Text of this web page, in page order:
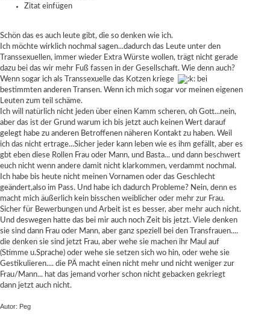
Zitat einfügen
Schön das es auch leute gibt, die so denken wie ich.
Ich möchte wirklich nochmal sagen...dadurch das Leute unter den
Transsexuellen, immer wieder Extra Würste wollen, trägt nicht gerade
dazu bei das wir mehr Fuß fassen in der Gesellschaft. Wie denn auch?
Wenn sogar ich als Transsexuelle das Kotzen kriege
bei
bestimmten anderen Transen. Wenn ich mich sogar vor meinen eigenen
Leuten zum teil schäme.
Ich will natürlich nicht jeden über einen Kamm scheren, oh Gott...nein,
aber das ist der Grund warum ich bis jetzt auch keinen Wert darauf
gelegt habe zu anderen Betroffenen näheren Kontakt zu haben. Weil
ich das nicht ertrage...Sicher jeder kann leben wie es ihm gefällt, aber es
gbt eben diese Rollen Frau oder Mann, und Basta... und dann beschwert
euch nicht wenn andere damit nicht klarkommen, verdammt nochmal.
Ich habe bis heute nicht meinen Vornamen oder das Geschlecht
geändert,also im Pass. Und habe ich dadurch Probleme? Nein, denn es
macht mich äußerlich kein bisschen weiblicher oder mehr zur Frau.
Sicher für Bewerbungen und Arbeit ist es besser, aber mehr auch nicht.
Und deswegen hatte das bei mir auch noch Zeit bis jetzt. Viele denken
sie sind dann Frau oder Mann, aber ganz speziell bei den Transfrauen....
die denken sie sind jetzt Frau, aber wehe sie machen ihr Maul auf
(Stimme u.Sprache) oder wehe sie setzen sich wo hin, oder wehe sie
Gestikulieren.... die PÄ macht einen nicht mehr und nicht weniger zur
Frau/Mann... hat das jemand vorher schon nicht gebacken gekriegt
dann jetzt auch nicht.
Autor: Peg